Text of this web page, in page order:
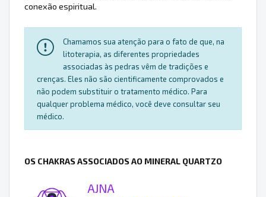
conexão espiritual.
Chamamos sua atenção para o fato de que, na
litoterapia, as diferentes propriedades
associadas às pedras vêm de tradições e
crenças. Eles não são cientificamente comprovados e
não podem substituir o tratamento médico. Para
qualquer problema médico, você deve consultar seu
médico.
OS CHAKRAS ASSOCIADOS AO MINERAL QUARTZO
AJNA